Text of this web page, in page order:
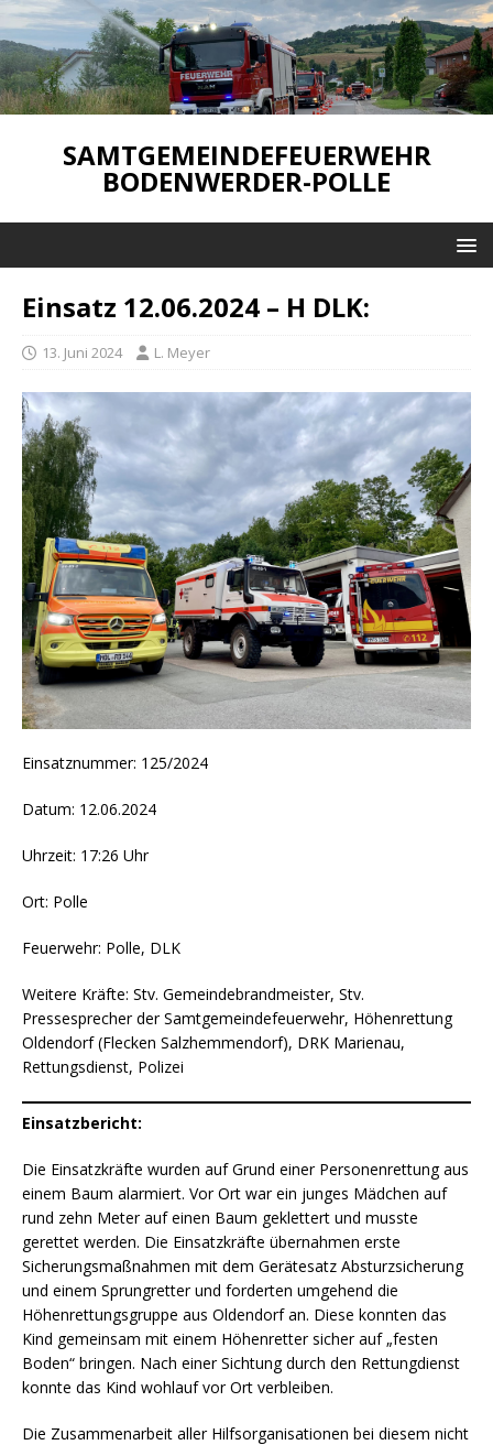
SAMTGEMEINDEFEUERWEHR
BODENWERDER-POLLE
Einsatz 12.06.2024 – H DLK:
13. Juni 2024 L. Meyer
Einsatznummer: 125/2024
Datum: 12.06.2024
Uhrzeit: 17:26 Uhr
Ort: Polle
Feuerwehr: Polle, DLK
Weitere Kräfte: Stv. Gemeindebrandmeister, Stv.
Pressesprecher der Samtgemeindefeuerwehr, Höhenrettung
Oldendorf (Flecken Salzhemmendorf), DRK Marienau,
Rettungsdienst, Polizei
Einsatzbericht:
Die Einsatzkräfte wurden auf Grund einer Personenrettung aus
einem Baum alarmiert. Vor Ort war ein junges Mädchen auf
rund zehn Meter auf einen Baum geklettert und musste
gerettet werden. Die Einsatzkräfte übernahmen erste
Sicherungsmaßnahmen mit dem Gerätesatz Absturzsicherung
und einem Sprungretter und forderten umgehend die
Höhenrettungsgruppe aus Oldendorf an. Diese konnten das
Kind gemeinsam mit einem Höhenretter sicher auf „festen
Boden“ bringen. Nach einer Sichtung durch den Rettungdienst
konnte das Kind wohlauf vor Ort verbleiben.
Die Zusammenarbeit aller Hilfsorganisationen bei diesem nicht